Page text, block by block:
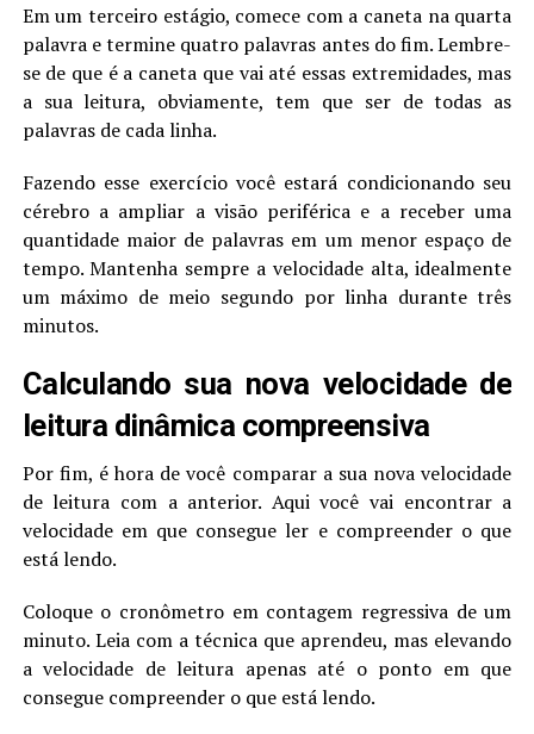
Em um terceiro estágio, comece com a caneta na quarta
palavra e termine quatro palavras antes do fim. Lembre-
se de que é a caneta que vai até essas extremidades, mas
a sua leitura, obviamente, tem que ser de todas as
palavras de cada linha.
Fazendo esse exercício você estará condicionando seu
cérebro a ampliar a visão periférica e a receber uma
quantidade maior de palavras em um menor espaço de
tempo. Mantenha sempre a velocidade alta, idealmente
um máximo de meio segundo por linha durante três
minutos.
Calculando sua nova velocidade de
leitura dinâmica compreensiva
Por fim, é hora de você comparar a sua nova velocidade
de leitura com a anterior. Aqui você vai encontrar a
velocidade em que consegue ler e compreender o que
está lendo.
Coloque o cronômetro em contagem regressiva de um
minuto. Leia com a técnica que aprendeu, mas elevando
a velocidade de leitura apenas até o ponto em que
consegue compreender o que está lendo.